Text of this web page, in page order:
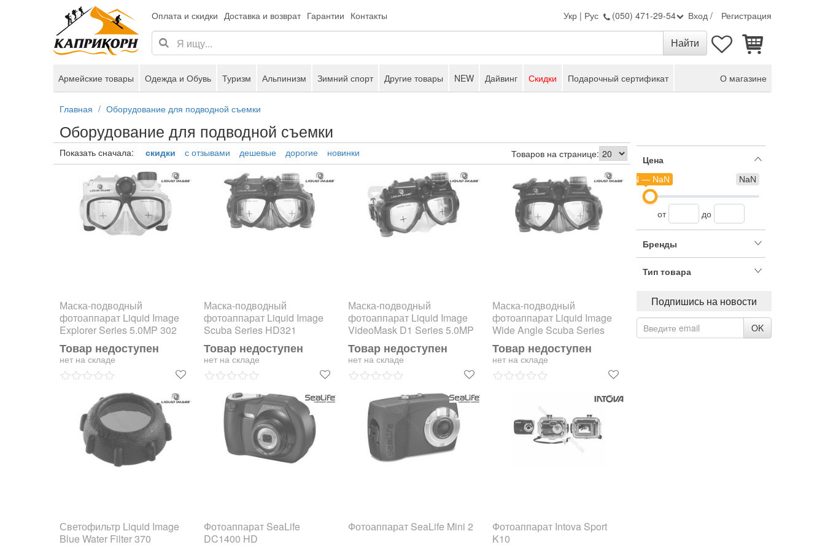
Оплата и скидки Доставка и возврат Гарантии Контакты Укр | Рус (050) 471-29-54 Вход / Регистрация
Армейские товары Одежда и Обувь Туризм Альпинизм Зимний спорт Другие товары NEW Дайвинг Скидки Подарочный сертификат О магазине
Главная Оборудование для подводной съемки
Оборудование для подводной съемки
Показать сначала: скидки с отзывами дешевые дорогие новинки Товаров на странице:
Маска-подводный
фотоаппарат Liquid Image
Explorer Series 5.0MP 302
Товар недоступен
нет на складе
Маска-подводный
фотоаппарат Liquid Image
Scuba Series HD321
Товар недоступен
нет на складе
Маска-подводный
фотоаппарат Liquid Image
VideoMask D1 Series 5.0MP
Товар недоступен
нет на складе
Маска-подводный
фотоаппарат Liquid Image
Wide Angle Scuba Series
HD322
Товар недоступен
нет на складе
Светофильтр Liquid Image
Blue Water Filter 370
Фотоаппарат SeaLife
DC1400 HD
Фотоаппарат SeaLife Mini 2
Фотоаппарат Intova Sport
K10
Цена
NaN
NaN — NaN
от до
Бренды
Тип товара
Подпишись на новости
OK